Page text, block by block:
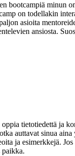
bootcampiä minun
on todellakin
asioita
ansiosta.
tietotiedettä ja
auttavat sinua aina
ja esimerkkejä. Jos